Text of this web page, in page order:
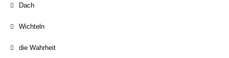
Dach
Wichteln
die Wahrheit